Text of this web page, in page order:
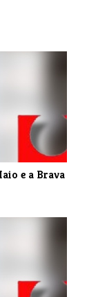
e a Brava